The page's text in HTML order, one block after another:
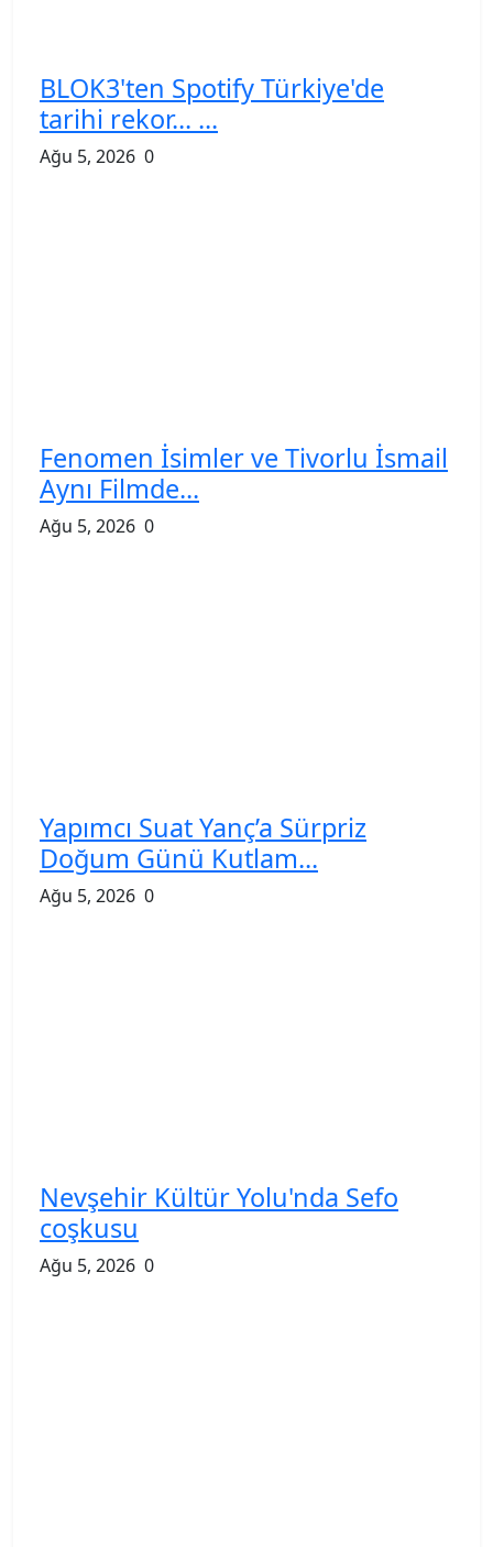
BLOK3'ten Spotify Türkiye'de
tarihi rekor... ...
Ağu 5, 2026 0
Fenomen İsimler ve Tivorlu İsmail
Aynı Filmde...
Ağu 5, 2026 0
Yapımcı Suat Yanç’a Sürpriz
Doğum Günü Kutlam...
Ağu 5, 2026 0
Nevşehir Kültür Yolu'nda Sefo
coşkusu
Ağu 5, 2026 0